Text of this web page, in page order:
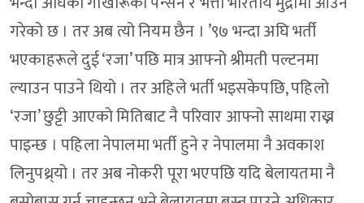
गरेको छ । तर अब त्यो नियम छैन । ’९७ भन्दा अघि भर्ती
भएकाहरूले दुई ‘रजा’ पछि मात्र आफ्नो श्रीमती पल्टनमा
ल्याउन पाउने थियो । तर अहिले भर्ती भइसकेपछि, पहिलो
‘रजा’ छुट्टी आएको मितिबाट नै परिवार आफ्नो साथमा राख्न
पाइन्छ । पहिला नेपालमा भर्ती हुने र नेपालमा नै अवकाश
लिनुपथ्र्यो । तर अब नोकरी पूरा भएपछि यदि बेलायतमा नै